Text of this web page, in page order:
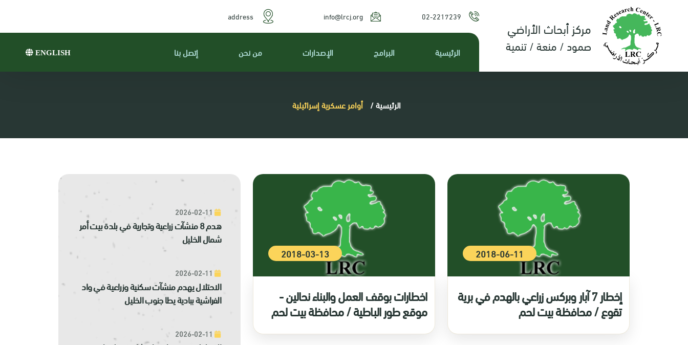
مركز أبحاث الأراضي
صمود / منعة / تنمية
02-2217239
info@lrcj.org
address
الرئيسية البرامج الإصدارات من نحن إتصل بنا ENGLISH
الرئيسية/ أوامر عسكرية إسرائيلية
2018-06-11
إخطار 7 آبار وبركس زراعي بالهدم في برية
تقوع / محافظة بيت لحم
2018-03-13
اخطارات بوقف العمل والبناء نحالين -
موقع طور الباطية / محافظة بيت لحم
هدم 8 منشآت زراعية وتجارية في بلدة بيت أمر
شمال الخليل
الاحتلال يهدم منشآت سكنية وزراعية في واد
الفراشية ببادية يطا جنوب الخليل